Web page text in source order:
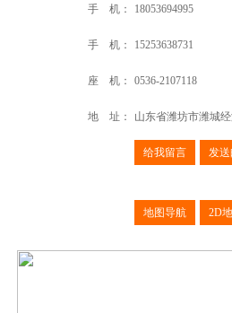
手 机： 18053694995
手 机： 15253638731
座 机： 0536-2107118
地 址： 山东省潍坊市潍城
给我留言 发
地图导航 2D